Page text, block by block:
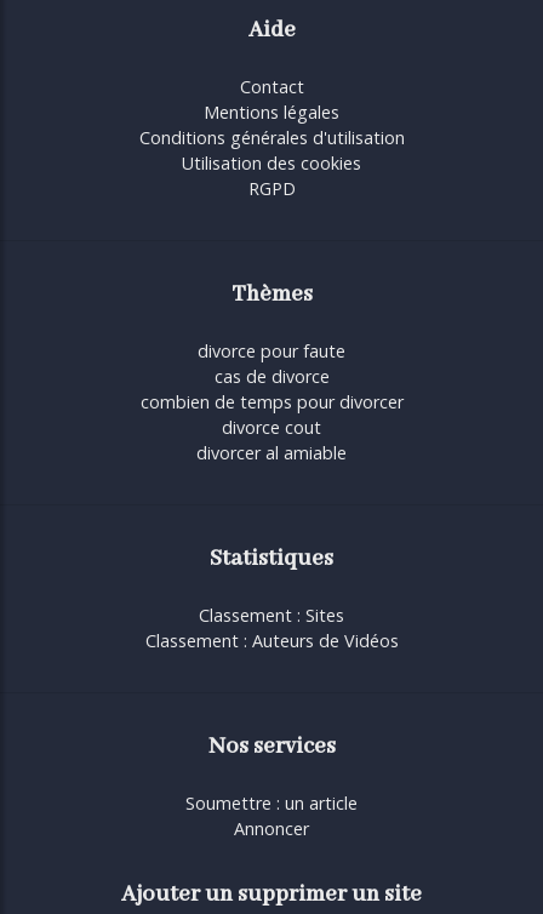
Aide
Contact
Mentions légales
Conditions générales d'utilisation
Utilisation des cookies
RGPD
Thèmes
divorce pour faute
cas de divorce
combien de temps pour divorcer
divorce cout
divorcer al amiable
Statistiques
Classement : Sites
Classement : Auteurs de Vidéos
Nos services
Soumettre : un article
Annoncer
Ajouter un supprimer un site